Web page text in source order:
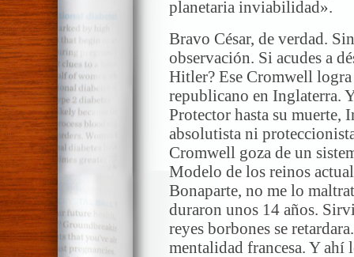
planetaria inviabilidad».
Bravo César, de verdad.
observación. Si acudes a
Hitler? Ese Cromwell
republicano en Inglaterra.
Protector hasta su muerte,
absolutista ni
Cromwell goza de un
Modelo de los reinos
Bonaparte, no me lo
duraron unos 14 años.
reyes borbones se
mentalidad francesa. Y ahí